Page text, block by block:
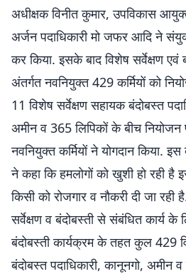
अधीक्षक विनीत कुमार, उपविकास
अर्जन पदाधिकारी मो जफर आदि ने
कर किया. इसके बाद विशेष सर्वेक्षण एवं
अंतर्गत नवनियुक्त 429 कर्मियों को
11 विशेष सर्वेक्षण सहायक बंदोबस्त
अमीन व 365 लिपिकों के बीच नियोजन
नवनियुक्त कर्मियों ने योगदान किया.
ने कहा कि हमलोगों को खुशी हो रही है
किसी को रोजगार व नौकरी दी जा
सर्वेक्षण व बंदोबस्ती से संबंधित कार्य के
बंदोबस्ती कार्यक्रम के तहत कुल 429
बंदोबस्त पदाधिकारी, कानूनगो, अमीन